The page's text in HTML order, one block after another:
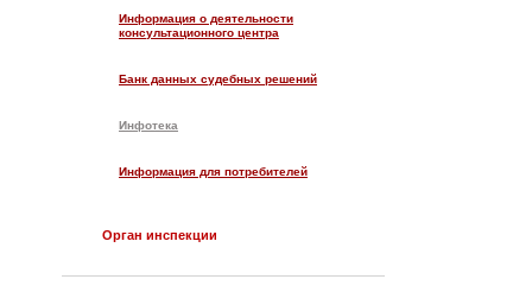
Информация о деятельности
консультационного центра
Банк данных судебных решений
Инфотека
Информация для потребителей
Орган инспекции